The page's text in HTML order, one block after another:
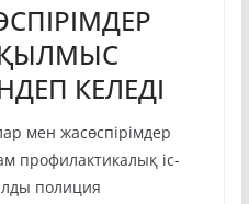
КЕЛЕДІ
мен жасөспірімдер
профилактикалық іс-
полиция